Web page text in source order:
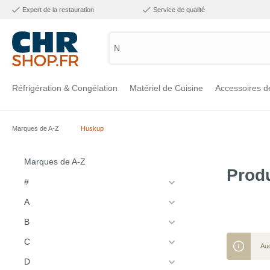
Expert de la restauration Service de qualité
Numé
Réfrigération & Congélation Matériel de Cuisine Accessoires
Marques de A-Z Huskup
Marques de A-Z
#
A
B
C
D